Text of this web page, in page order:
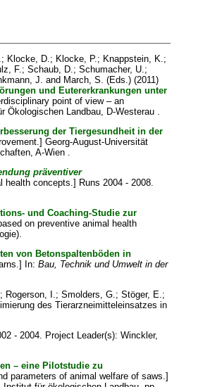
; Klocke, D. ; Klocke, P. ; Knappstein, K. ;
F. ; Schaub, D. ; Schumacher, U. ;
J. and March, S. (Eds.) (2011)
und Eutererkrankungen unter
point of view – an
Landbau, D-Westerau .
der Tiergesundheit in der
Georg-August-Universität
A-Wien .
präventiver
concepts.] Runs 2004 - 2008.
und Coaching-Studie zur
on preventive animal health
von Betonspaltenböden in
In: Bau, Technik und Umwelt in der
; Rogerson, I. ; Smolders, G. ; Stöger, E. ;
des Tierarzneimitteleinsatzes in
- 2004. Project Leader(s): Winckler,
– eine Pilotstudie zu
parameters of animal welfare of saws.]